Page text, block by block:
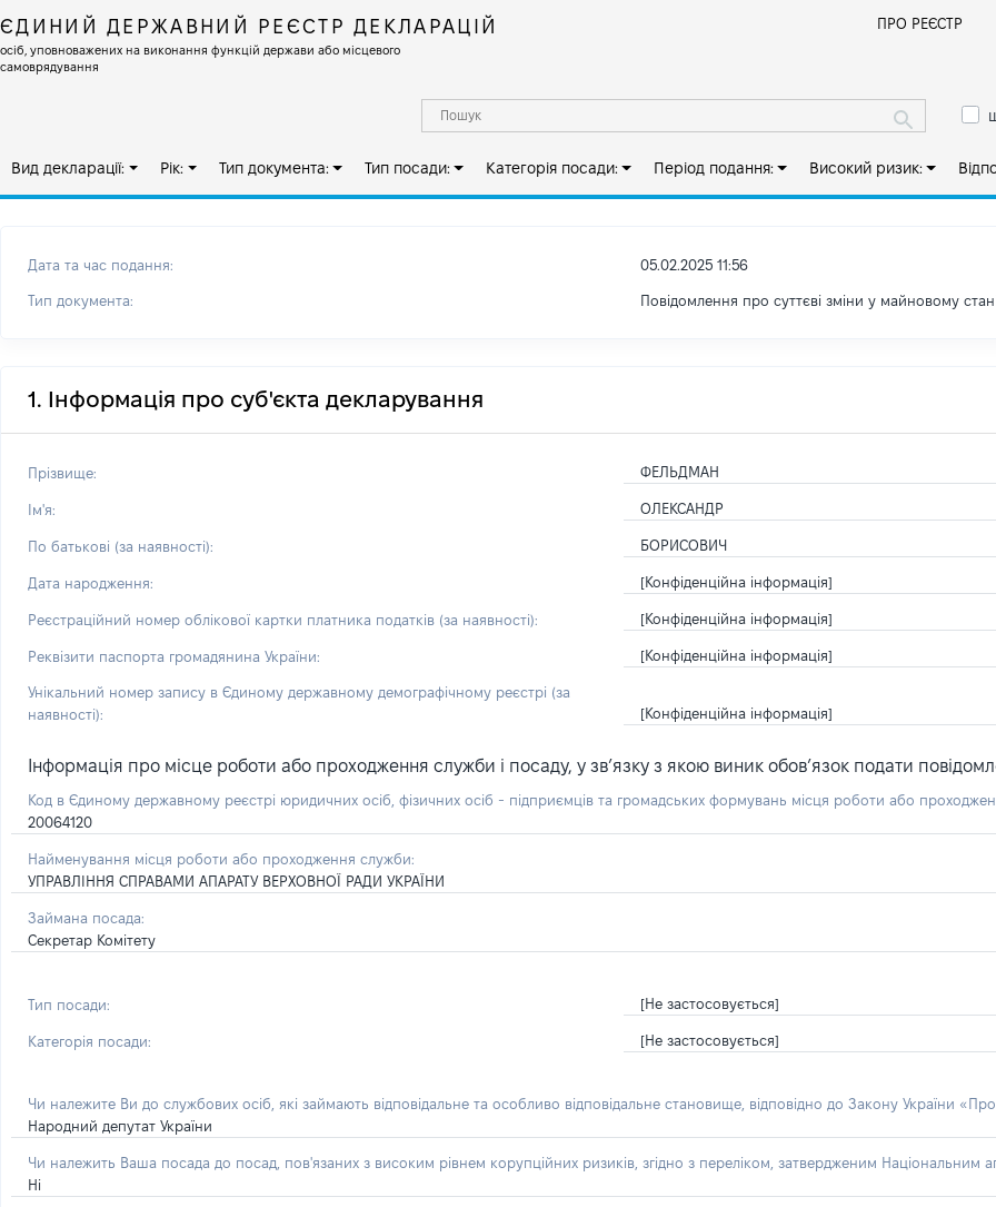
ЄДИНИЙ ДЕРЖАВНИЙ РЕЄСТР ДЕКЛАРАЦІЙ
осіб, уповноважених на виконання функцій держави або місцевого
самоврядування
ПРО РЕЄСТР
Вид декларації: Рік: Тип документа: Тип посади: Категорія посади: Період подання: Високий ризик:
Дата та час подання: 05.02.2025 11:56
Тип документа: Повідомлення про суттєві зміни у майновому
1. Інформація про суб'єкта декларування
Прізвище: ФЕЛЬДМАН
Ім'я: ОЛЕКСАНДР
По батькові (за наявності): БОРИСОВИЧ
Дата народження: [Конфіденційна інформація]
Реєстраційний номер облікової картки платника податків (за наявності): [Конфіденційна інформація]
Реквізити паспорта громадянина України: [Конфіденційна інформація]
Унікальний номер запису в Єдиному державному демографічному реєстрі (за
наявності):
[Конфіденційна інформація]
Інформація про місце роботи або проходження служби і посаду, у зв’язку з якою виник обов’язок подати
Код в Єдиному державному реєстрі юридичних осіб, фізичних осіб - підприємців та громадських формувань місця роботи або
20064120
Найменування місця роботи або проходження служби:
УПРАВЛІННЯ СПРАВАМИ АПАРАТУ ВЕРХОВНОЇ РАДИ УКРАЇНИ
Займана посада:
Секретар Комітету
Тип посади: [Не застосовується]
Категорія посади: [Не застосовується]
Чи належите Ви до службових осіб, які займають відповідальне та особливо відповідальне становище, відповідно до Закону України «Про
Народний депутат України
Чи належить Ваша посада до посад, пов'язаних з високим рівнем корупційних ризиків, згідно з переліком, затвердженим Національним
Ні